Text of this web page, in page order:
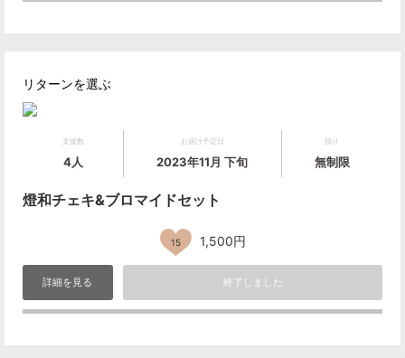
リターンを選ぶ
支援数
4人
お届け予定日
2023年11月 下旬
残り
無制限
燈和チェキ&ブロマイドセット
15 1,500円
詳細を見る 終了しました